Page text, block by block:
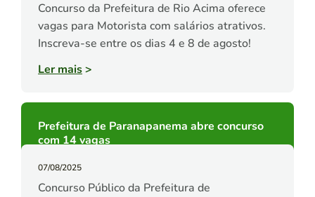
Concurso da Prefeitura de Rio Acima oferece
vagas para Motorista com salários atrativos.
Inscreva-se entre os dias 4 e 8 de agosto!
Ler mais>
Prefeitura de Paranapanema abre concurso
com 14 vagas
07/08/2025
Concurso Público da Prefeitura de